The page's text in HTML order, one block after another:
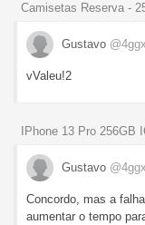
Camisetas Reserva -
Gustavo
vValeu!2
IPhone 13 Pro 256GB
Gustavo
Concordo, mas a
aumentar o tempo